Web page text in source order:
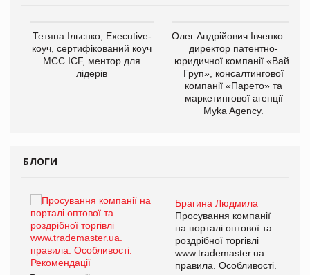
Тетяна Ільєнко, Executive-
коуч, сертифікований коуч
МСС ICF, ментор для
лідерів
Олег Андрійович Івченко —
директор патентно-
юридичної компанії «Вайз
Груп», консалтингової
компанії «Парето» та
маркетингової агенції
Myka Agency.
БЛОГИ
Брагина Людмила
Просування компанії
на порталі оптової та
роздрібної торгівлі
www.trademaster.ua.
правила. Особливості.